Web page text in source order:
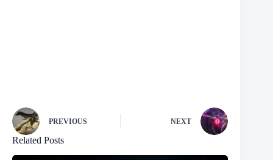
PREVIOUS NEXT
Related Posts